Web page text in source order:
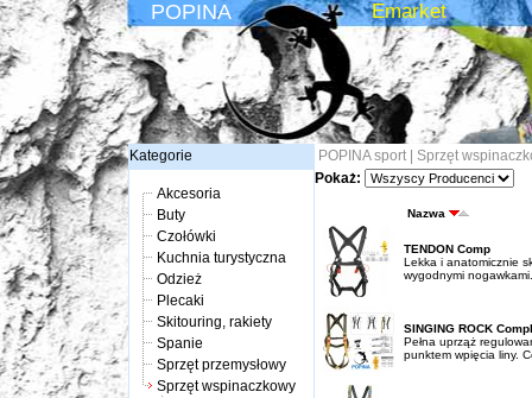
POPINA Emarket
Kategorie
Akcesoria
Buty
Czołówki
Kuchnia turystyczna
Odzież
Plecaki
Skitouring, rakiety
Spanie
Sprzęt przemysłowy
Sprzęt wspinaczkowy
POPINA sport|
Sprzęt
Pokaż:
Nazwa
TENDON Comp
Lekka i anatomicznie
wygodnymi
SINGING ROCK
Pełna uprząż
punktem wpięcia liny.